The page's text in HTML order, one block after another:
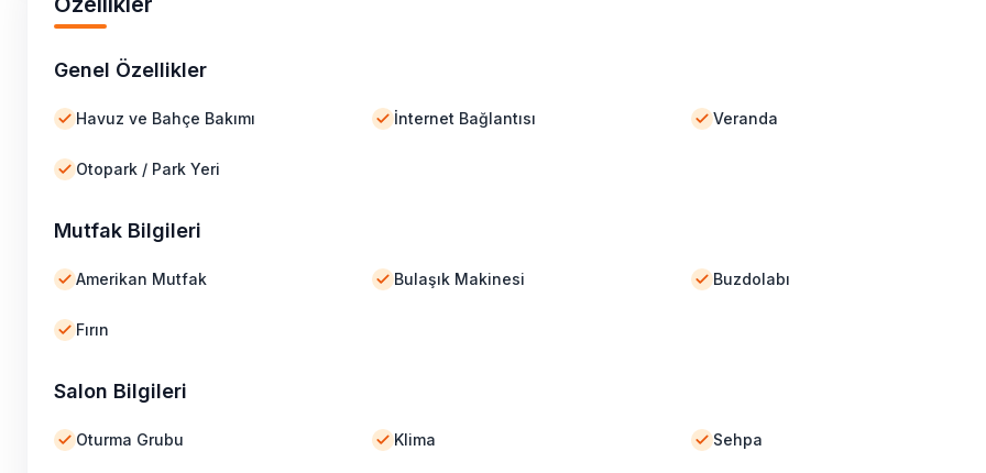
Genel Özellikler
Havuz ve Bahçe Bakımı İnternet Bağlantısı Veranda
Otopark / Park Yeri
Mutfak Bilgileri
Amerikan Mutfak Bulaşık Makinesi Buzdolabı
Fırın
Salon Bilgileri
Oturma Grubu Klima Sehpa